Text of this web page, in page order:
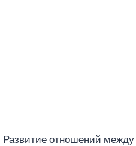
Развитие отношений между